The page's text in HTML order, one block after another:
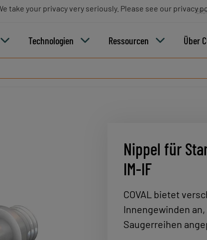
Technologien Ressourcen Über
Nippel für
IM-IF
COVAL bietet
Innengewinden
Saugerreihen
take your privacy very seriously. Please see our privacy